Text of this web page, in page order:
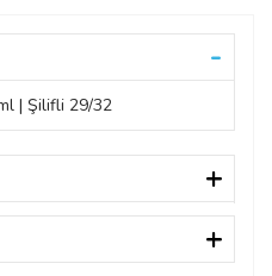
| Şilifli 29/32
siz yapın!